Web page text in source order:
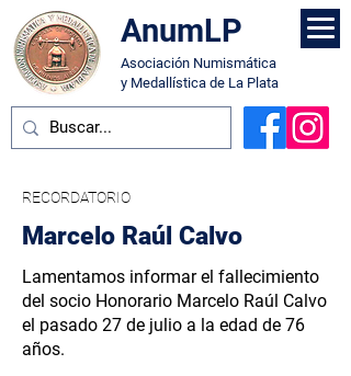
AnumLP
Asociación Numismática
y Medallística de La Plata
RECORDATORIO
Marcelo Raúl Calvo
Lamentamos informar el fallecimiento
del socio Honorario Marcelo Raúl Calvo
el pasado 27 de julio a la edad de 76
años.